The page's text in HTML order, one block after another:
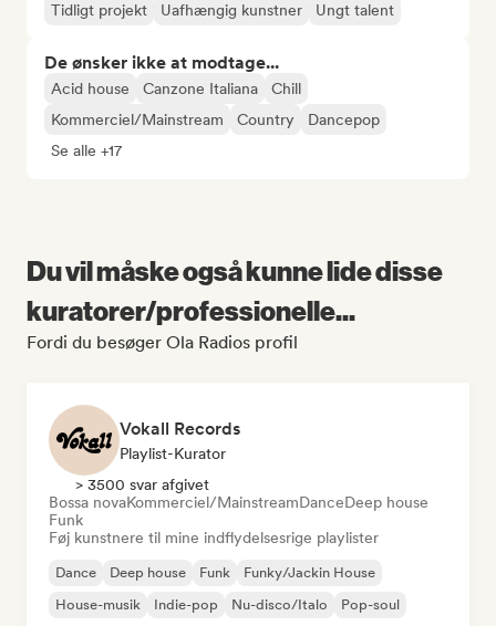
Tidligt projekt Uafhængig kunstner Ungt talent
De ønsker ikke at modtage...
Acid house Canzone Italiana
Chill
Kommerciel/Mainstream
Country
Dancepop
Se alle +17
Du vil måske også kunne lide disse
kuratorer/professionelle...
Fordi du besøger Ola Radios profil
Vokall Records
Playlist-Kurator
> 3500 svar afgivet
Bossa novaKommerciel/MainstreamDanceDeep house
Funk
Føj kunstnere til mine indflydelsesrige playlister
Dance Deep house Funk
Funky/Jackin House
House-musik
Indie-pop Nu-disco/Italo Pop-soul